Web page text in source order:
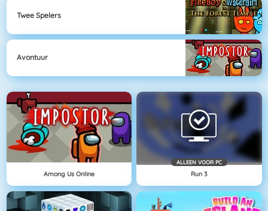
Twee Spelers
Avontuur
Among Us Online
ALLEEN VOOR PC
Run 3